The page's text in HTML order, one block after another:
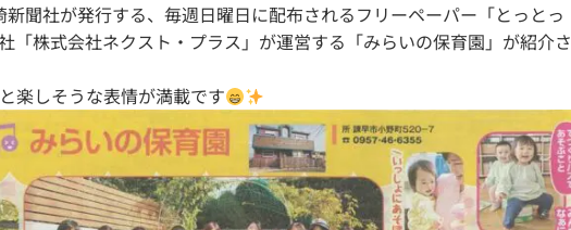
聞社が発行する、毎週日曜日に配布されるフリーペーパー「とっとっ
「株式会社ネクスト・プラス」が運営する「みらいの保育園」が紹介さ
楽しそうな表情が満載です